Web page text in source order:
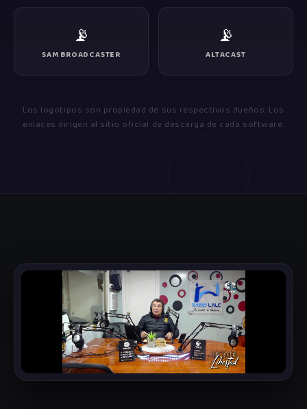
📡
SAM BROADCASTER
📡
ALTACAST
Los logotipos son propiedad de sus respectivos dueños. Los
enlaces dirigen al sitio oficial de descarga de cada software.